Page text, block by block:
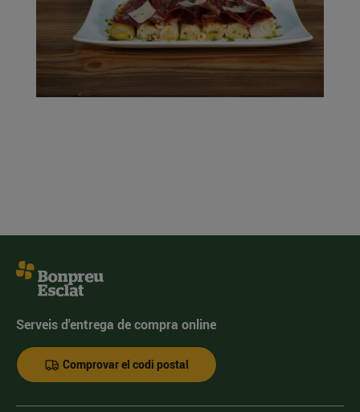
Serveis d'entrega de compra online
Comprovar el codi postal